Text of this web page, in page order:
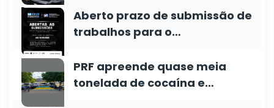
Aberto prazo de submissão de
trabalhos para o…
PRF apreende quase meia
tonelada de cocaína e…